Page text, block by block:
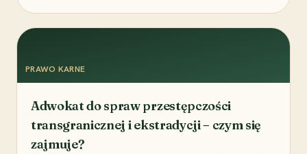
PRAWO KARNE
Adwokat do spraw przestępczości
transgranicznej i ekstradycji – czym się
zajmuje?